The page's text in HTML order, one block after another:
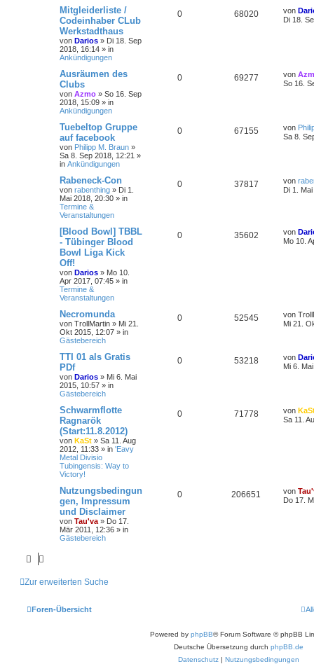
Mitgleiderliste /
Codeinhaber CLub
Werkstadthaus
von Darios » Di 18. Sep
2018, 16:14 » in
Ankündigungen
0 68020 von
Di 18.
Ausräumen des
Clubs
von Azmo » So 16. Sep
2018, 15:09 » in
Ankündigungen
0 69277 von
So 16.
Tuebeltop Gruppe
auf facebook
von Philipp M. Braun »
Sa 8. Sep 2018, 12:21 »
in Ankündigungen
0 67155 von
Sa 8.
Rabeneck-Con
von rabenthing » Di 1.
Mai 2018, 20:30 » in
Termine &
Veranstaltungen
0 37817 von
Di 1.
[Blood Bowl] TBBL
- Tübinger Blood
Bowl Liga Kick
Off!
von Darios » Mo 10.
Apr 2017, 07:45 » in
Termine &
Veranstaltungen
0 35602 von
Mo 10.
Necromunda
von TrollMartin » Mi 21.
Okt 2015, 12:07 » in
Gästebereich
0 52545 von
Mi 21.
TTI 01 als Gratis
PDf
von Darios » Mi 6. Mai
2015, 10:57 » in
Gästebereich
0 53218 von
Mi 6.
Schwarmflotte
Ragnarök
(Start:11.8.2012)
von KaSt » Sa 11. Aug
2012, 11:33 » in 'Eavy
Metal Divisio
Tubingensis: Way to
Victory!
0 71778 von
Sa 11.
Nutzungsbedingun
gen, Impressum
und Disclaimer
von Tau'va » Do 17.
Mär 2011, 12:36 » in
Gästebereich
0 206651 von
Do 17.
Zur erweiterten Suche
Foren-Übersicht
Powered by phpBB® Forum Software © phpBB
Deutsche Übersetzung durch phpBB.de
Datenschutz | Nutzungsbedingungen